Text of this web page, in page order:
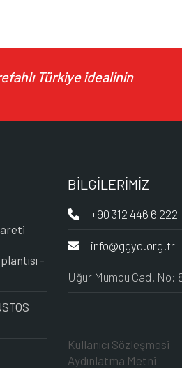
Türkiye idealinin
-
BİLGİLERİMİZ
+90 312 446 6 222
info@ggyd.org.tr
Uğur Mumcu Cad. No:
Kullanıcı Sözleşmesi
Aydınlatma Metni